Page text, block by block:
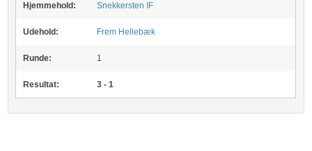
Hjemmehold: Snekkersten IF
Udehold: Frem Hellebæk
Runde: 1
Resultat: 3 - 1